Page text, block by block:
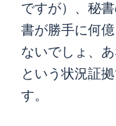
ですが）、秘
書が勝手に何
ないでしょ、
という状況証
す。